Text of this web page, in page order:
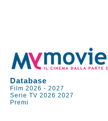
Database
Film 2026 -2027
Serie TV 2026 2027
Premi